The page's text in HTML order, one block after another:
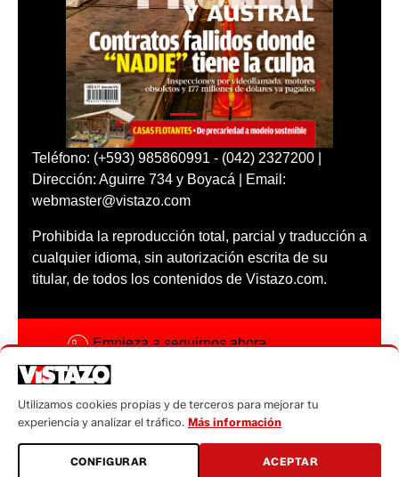
Teléfono: (+593) 985860991 - (042) 2327200 |
Dirección: Aguirre 734 y Boyacá | Email:
webmaster@vistazo.com
Prohibida la reproducción total, parcial y traducción a
cualquier idioma, sin autorización escrita de su
titular, de todos los contenidos de Vistazo.com.
Empieza a seguirnos ahora
Código ética
Sugerencias a:
sugerencias@vistazo.com
Utilizamos cookies propias y de terceros para mejorar tu
experiencia y analizar el tráfico. Más información
CONFIGURAR ACEPTAR